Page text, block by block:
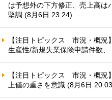
は予想外の下方修正、売上高は
堅調 (8月6日 23:24)
【注目トピックス 市況・概況
生産性/新規失業保険申請件数
【注目トピックス 市況・概況
上値の重さを意識 (8月6日